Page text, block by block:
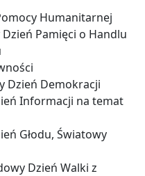
Humanitarnej
Pamięci o Handlu
Dzień Demokracji
Informacji na temat
Głodu, Światowy
Dzień Walki z